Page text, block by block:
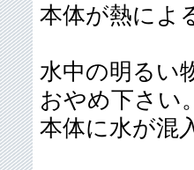
本体が熱によ
水中の明るい
おやめ下さい
本体に水が混